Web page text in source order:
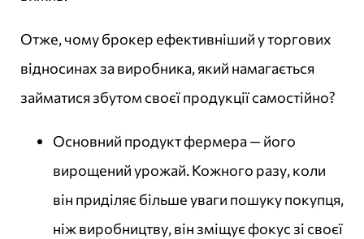
Отже, чому брокер ефективніший у торгових
відносинах за виробника, який намагається
займатися збутом своєї продукції самостійно?
Основний продукт фермера — його
вирощений урожай. Кожного разу, коли
він приділяє більше уваги пошуку покупця,
ніж виробництву, він зміщує фокус зі своєї